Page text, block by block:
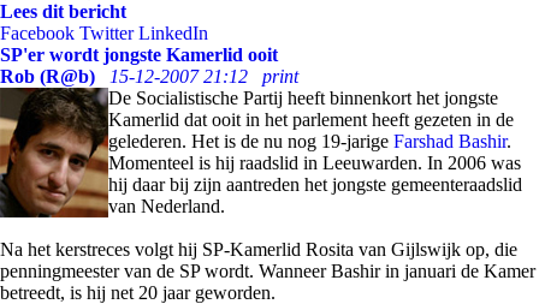
Lees dit bericht
Facebook Twitter LinkedIn
SP'er wordt jongste Kamerlid ooit
Rob (R@b)
15-12-2007 21:12
print
De Socialistische Partij heeft binnenkort het jongste
Kamerlid dat ooit in het parlement heeft gezeten in de
gelederen. Het is de nu nog 19-jarige Farshad Bashir.
Momenteel is hij raadslid in Leeuwarden. In 2006 was
hij daar bij zijn aantreden het jongste gemeenteraadslid
van Nederland.
Na het kerstreces volgt hij SP-Kamerlid Rosita van Gijlswijk op, die
penningmeester van de SP wordt. Wanneer Bashir in januari de Kamer
betreedt, is hij net 20 jaar geworden.